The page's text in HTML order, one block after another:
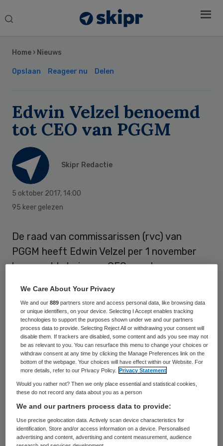
Search
Home › Nieuws
Opslaan Reageer nu Delen
Edwin Velzel benoemd
tot CEO van PGGM
Skipr Redactie
5 oktober 2017, 14:00
95 keer gelezen
De raad van commissarissen (rvc) van
PGGM heeft Edwin Velzel per 1 november
benoemd tot nieuwe CEO van de
voorbehoud van goedkeuring van de
toezichthouders. Hij volgt Else Bos op die
per 1 november vertrekt als
bestuursvoorzitter bij PGGM en op 1 juli
2018 aantreedt als directielid en voorzitter
toezicht bij De Nederlandsche Bank.
Velzel was van 17 mei tot 13 september
voorzitter van de rvc van PGGM. Afgelopen
zomer, nog tijdens zijn inwerktraject, is hij
door de overige leden van de rvc gevraagd
Sidebar
We Care About Your Privacy
We and our889 partners store and access personal data, like browsing data
or unique identifiers, on your device. Selecting I Accept enables tracking
technologies to support the purposes shown under we and our partners
process data to provide. Selecting Reject All or withdrawing your consent will
disable them. If trackers are disabled, some content and ads you see may not
be as relevant to you. You can resurface this menu to change your choices or
withdraw consent at any time by clicking the Manage Preferences link on the
bottom of the webpage. Your choices will have effect within our Website. For
more details, refer to our Privacy Policy.
Privacy Statement
Would you rather not? Then we only place essential and statistical cookies,
these do not record any data about you as a person
We and our partners process data to provide:
Use precise geolocation data. Actively scan device characteristics for
identification. Store and/or access information on a device. Personalised
advertising and content, advertising and content measurement, audience